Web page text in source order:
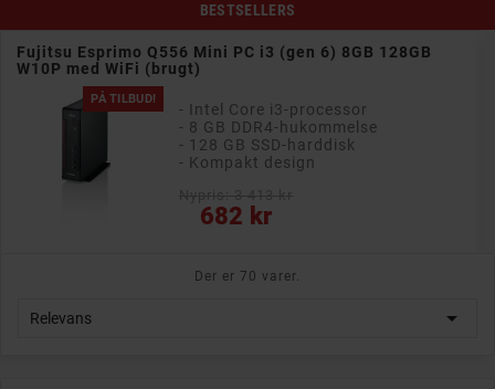
BESTSELLERS
Fujitsu Esprimo Q556 Mini PC i3 (gen 6) 8GB 128GB
W10P med WiFi (brugt)
PÅ TILBUD!
- Intel Core i3-processor
- 8 GB DDR4-hukommelse
- 128 GB SSD-harddisk
- Kompakt design
682 kr
Pris
Der er 70 varer.
Relevans 